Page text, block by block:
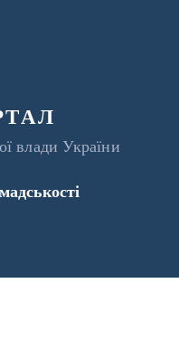
влади України